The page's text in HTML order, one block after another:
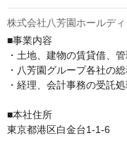
株式会社八芳園ホールディ
■事業内容
・土地、建物の賃貸借、
・八芳園グループ各社の
・経理、会計事務の受託
■本社住所
東京都港区白金台1-1-6